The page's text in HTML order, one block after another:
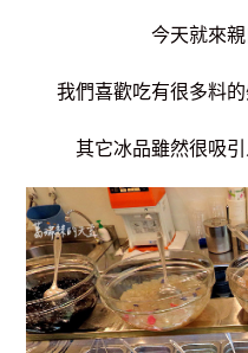
今天就來親
我們喜歡吃有很多料
其它冰品雖然很吸